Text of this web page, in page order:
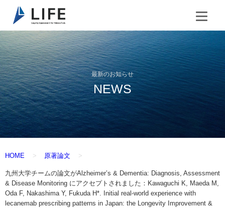
最新のお知らせ
NEWS
HOME 原著論文
九州大学チームの論文がAlzheimer’s & Dementia: Diagnosis, Assessment
& Disease Monitoring にアクセプトされました：Kawaguchi K, Maeda M,
Oda F, Nakashima Y, Fukuda H*. Initial real-world experience with
lecanemab prescribing patterns in Japan: the Longevity Improvement &